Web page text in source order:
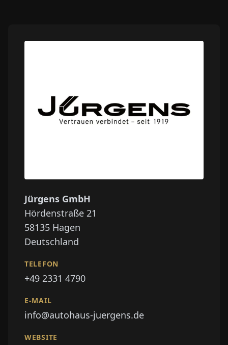
Jürgens GmbH
Hördenstraße 21
58135 Hagen
Deutschland
TELEFON
+49 2331 4790
E-MAIL
info@autohaus-juergens.de
WEBSITE